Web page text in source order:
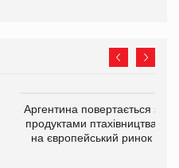
Аргентина повертається з
продуктами птахівництва
на європейський ринок